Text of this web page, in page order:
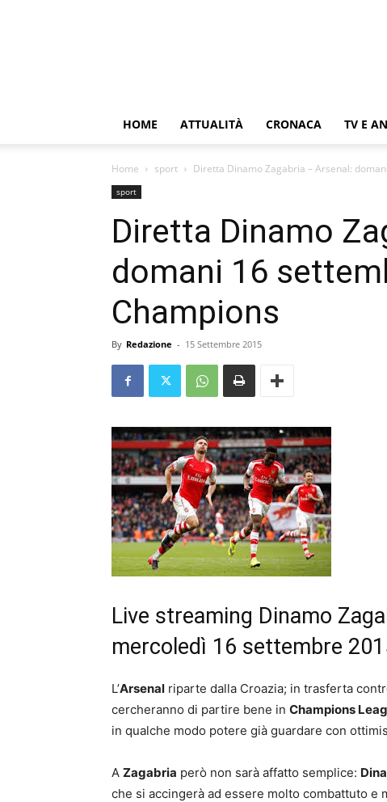
HOME ATTUALITÀ CRONACA TV E
Home sport Diretta Dinamo Zagabria – Arsenal:
sport
Diretta Dinamo
domani 16
Champions
By Redazione - 15 Settembre 2015
Live streaming Dinamo
mercoledì 16 settembre
L’Arsenal riparte dalla Croazia; in trasferta
cercheranno di partire bene in Champions
in qualche modo potere già guardare con
A Zagabria però non sarà affatto semplice:
che si accingerà ad essere molto combattuto e